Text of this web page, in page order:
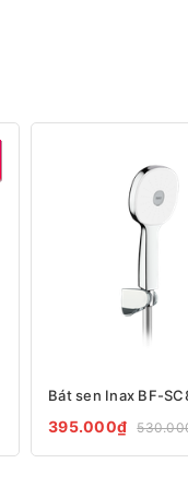
Bát sen Inax BF-
395.000₫